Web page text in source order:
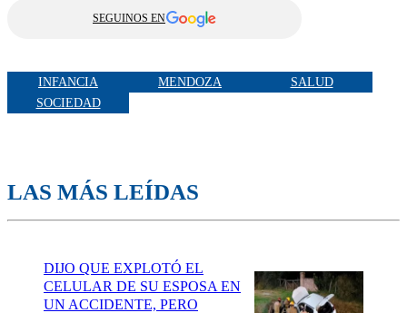
SEGUINOS EN
INFANCIA MENDOZA
SALUD
SOCIEDAD
LAS MÁS LEÍDAS
DIJO QUE EXPLOTÓ EL
CELULAR DE SU ESPOSA EN
UN ACCIDENTE, PERO